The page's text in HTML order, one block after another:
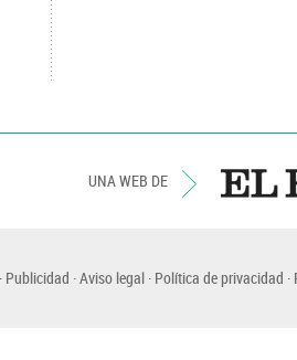
UNA WEB DE
Publicidad Aviso legal Política de privacidad